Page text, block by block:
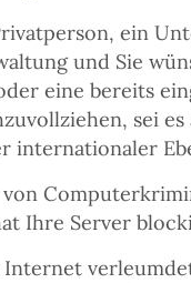
ein
und Sie
eine bereits
sei es
internationaler
von
Ihre Server
Internet